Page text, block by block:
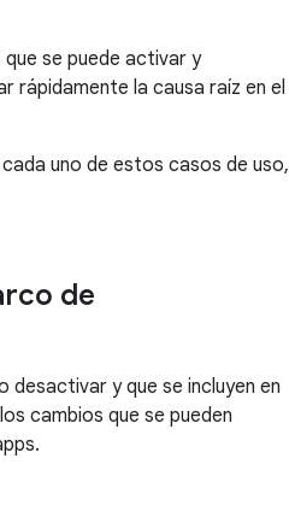
que se puede activar y
rápidamente la causa raíz en el
uno de estos casos de uso,
de
desactivar y que se incluyen en
cambios que se pueden